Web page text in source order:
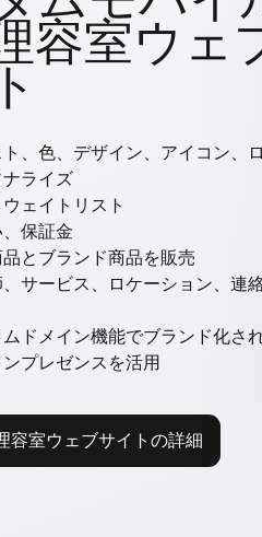
容室ウェ
、色、デザイン、アイコン、
ライズ
ェイトリスト
保証金
とブランド商品を販売
サービス、ロケーション、連
ドメイン機能でブランド化さ
プレゼンスを活用
容室ウェブサイトの詳細